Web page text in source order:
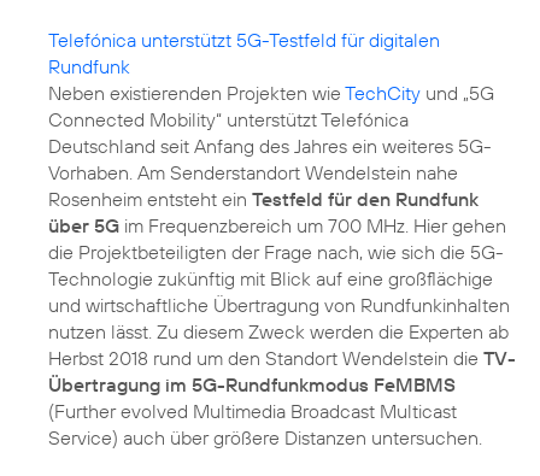
Telefónica unterstützt 5G-Testfeld für digitalen
Rundfunk
Neben existierenden Projekten wie TechCity und „5G
Connected Mobility“ unterstützt Telefónica
Deutschland seit Anfang des Jahres ein weiteres 5G-
Vorhaben. Am Senderstandort Wendelstein nahe
Rosenheim entsteht ein Testfeld für den Rundfunk
über 5G im Frequenzbereich um 700 MHz. Hier gehen
die Projektbeteiligten der Frage nach, wie sich die 5G-
Technologie zukünftig mit Blick auf eine großflächige
und wirtschaftliche Übertragung von Rundfunkinhalten
nutzen lässt. Zu diesem Zweck werden die Experten ab
Herbst 2018 rund um den Standort Wendelstein die TV-
Übertragung im 5G-Rundfunkmodus FeMBMS
(Further evolved Multimedia Broadcast Multicast
Service) auch über größere Distanzen untersuchen.